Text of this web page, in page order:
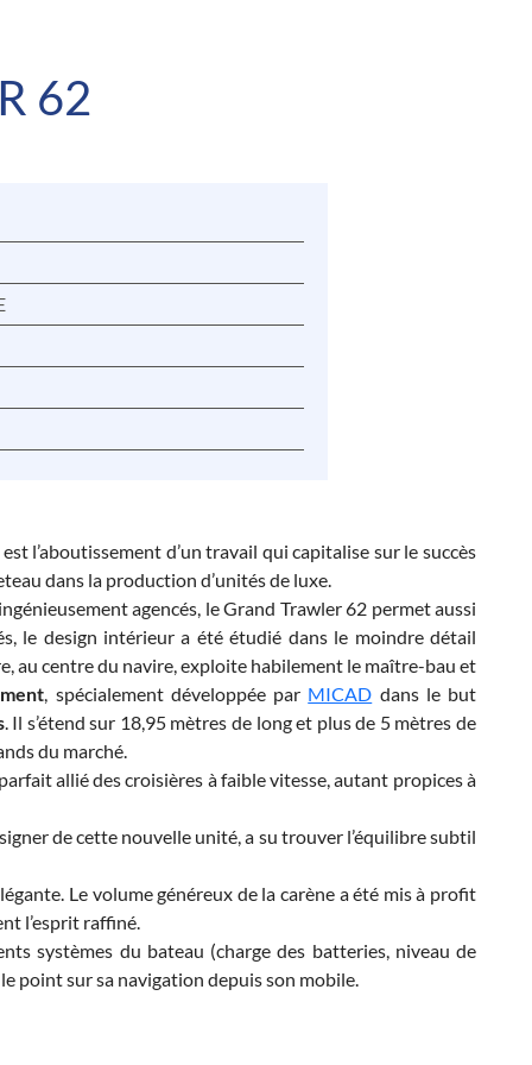
62
l’aboutissement d’un travail qui capitalise sur le succès
dans la production d’unités de luxe.
agencés, le Grand Trawler 62 permet aussi
le design intérieur a été étudié dans le moindre détail
au centre du navire, exploite habilement le maître-bau et
, spécialement développée par MICAD dans le but
. Il s’étend sur 18,95 mètres de long et plus de 5 mètres de
du marché.
allié des croisières à faible vitesse, autant propices à
de cette nouvelle unité, a su trouver l’équilibre subtil
Le volume généreux de la carène a été mis à profit
l’esprit raffiné.
systèmes du bateau (charge des batteries, niveau de
point sur sa navigation depuis son mobile.